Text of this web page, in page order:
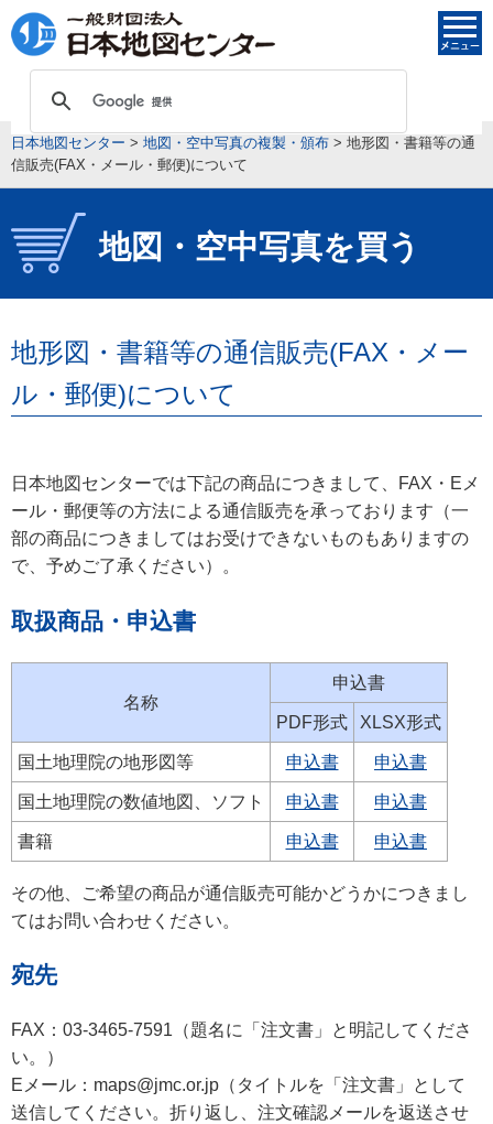
日本地図センター > 地図・空中写真の複製・頒布 > 地形図・書籍等の通
信販売(FAX・メール・郵便)について
地図・空中写真を買う
地形図・書籍等の通信販売(FAX・メー
ル・郵便)について
日本地図センターでは下記の商品につきまして、FAX・Eメ
ール・郵便等の方法による通信販売を承っております（一
部の商品につきましてはお受けできないものもありますの
で、予めご了承ください）。
取扱商品・申込書
名称
申込書
PDF形式 XLSX形式
国土地理院の地形図等 申込書 申込書
国土地理院の数値地図、ソフト 申込書 申込書
書籍 申込書 申込書
その他、ご希望の商品が通信販売可能かどうかにつきまし
てはお問い合わせください。
宛先
FAX：03-3465-7591（題名に「注文書」と明記してくださ
い。）
Eメール：maps@jmc.or.jp（タイトルを「注文書」として
送信してください。折り返し、注文確認メールを返送させ